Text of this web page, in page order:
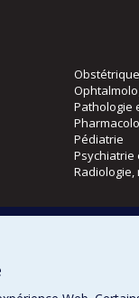
Pathologie
Pédiatrie
Psychiatrie